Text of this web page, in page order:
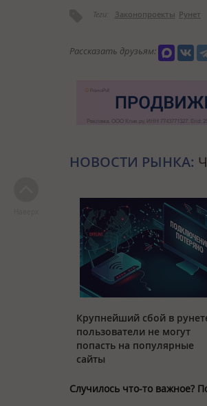
Теги: Законопроекты Рунет
Рассказать друзьям:
НОВОСТИ РЫНКА:
Крупнейший сбой в
пользователи не могут
попасть на популярные
сайты
Случилось что-то важное?